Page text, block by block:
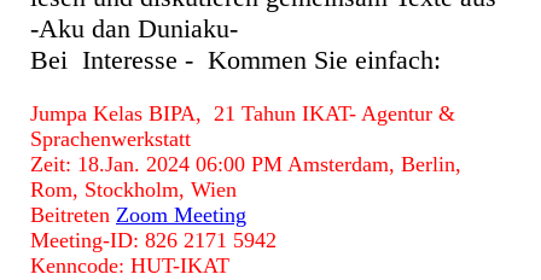
-Aku dan Duniaku-
Bei Interesse - Kommen Sie einfach:
Jumpa Kelas BIPA, 21 Tahun IKAT- Agentur &
Sprachenwerkstatt
Zeit: 18.Jan. 2024 06:00 PM Amsterdam, Berlin,
Rom, Stockholm, Wien
Beitreten Zoom Meeting
Meeting-ID: 826 2171 5942
Kenncode: HUT-IKAT